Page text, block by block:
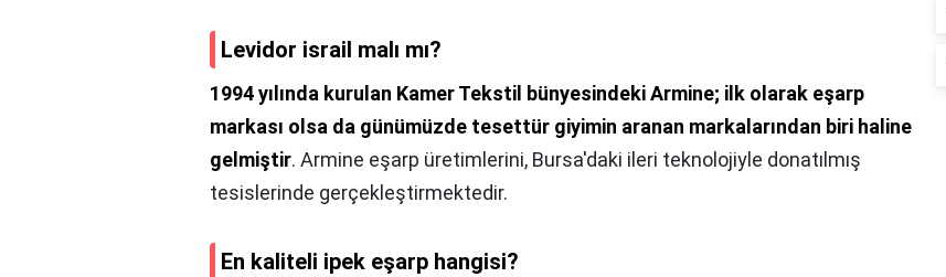
Levidor israil malı mı?
1994 yılında kurulan Kamer Tekstil bünyesindeki Armine; ilk olarak eşarp
markası olsa da günümüzde tesettür giyimin aranan markalarından biri haline
gelmiştir. Armine eşarp üretimlerini, Bursa'daki ileri teknolojiyle donatılmış
tesislerinde gerçekleştirmektedir.
En kaliteli ipek eşarp hangisi?